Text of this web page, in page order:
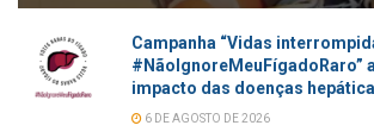
Campanha “Vidas
#NãoIgnoreMeuFígadoRaro”
impacto das doenças
6 DE AGOSTO DE 2026